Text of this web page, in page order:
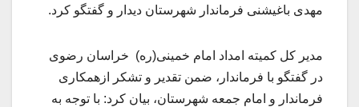
مهدی باغیشنی فرماندار شهرستان دیدار و گفتگو کرد.
مدیر کل کمیته امداد امام خمینی(ره) خراسان رضوی
در گفتگو با فرماندار، ضمن تقدیر و تشکر ازهمکاری
فرماندار و امام جمعه شهرستان، بیان کرد: با توجه به